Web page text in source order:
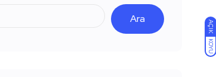
AÇIK
KOYU
Ara